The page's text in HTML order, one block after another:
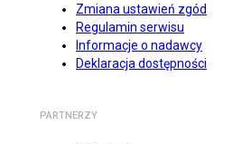
Zmiana ustawień zgód
Regulamin serwisu
Informacje o nadawcy
Deklaracja dostępności
PARTNERZY